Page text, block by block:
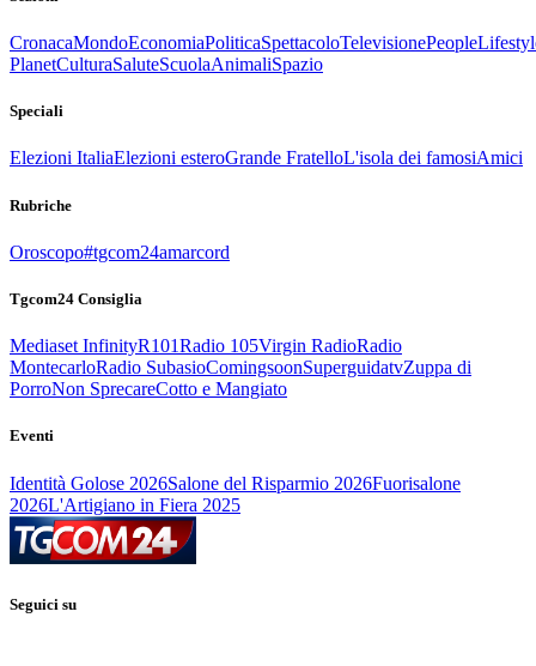
CronacaMondoEconomiaPoliticaSpettacoloTelevisionePeople
PlanetCulturaSaluteScuolaAnimaliSpazio
Speciali
Elezioni ItaliaElezioni esteroGrande FratelloL'isola dei famosiAmici
Rubriche
Oroscopo#tgcom24amarcord
Tgcom24 Consiglia
Mediaset InfinityR101Radio 105Virgin RadioRadio
MontecarloRadio SubasioComingsoonSuperguidatvZuppa di
PorroNon SprecareCotto e Mangiato
Eventi
Identità Golose 2026Salone del Risparmio 2026Fuorisalone
2026L'Artigiano in Fiera 2025
Seguici su